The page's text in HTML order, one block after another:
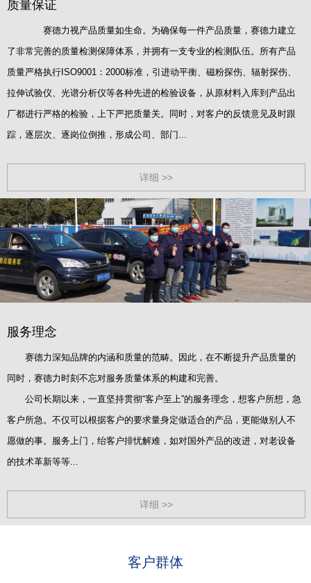
质量保证
赛德力视产品质量如生命。为确保每一件产品质量，赛德力建立
了非常完善的质量检测保障体系，并拥有一支专业的检测队伍。所有产品
质量严格执行ISO9001：2000标准，引进动平衡、磁粉探伤、辐射探伤、
拉伸试验仪、光谱分析仪等各种先进的检验设备，从原材料入库到产品出
厂都进行严格的检验，上下严把质量关。同时，对客户的反馈意见及时跟
踪，逐层次、逐岗位倒推，形成公司、部门...
详细 >>
服务理念
赛德力深知品牌的内涵和质量的范畴。因此，在不断提升产品质量的
同时，赛德力时刻不忘对服务质量体系的构建和完善。
公司长期以来，一直坚持贯彻“客户至上”的服务理念，想客户所想，急
客户所急。不仅可以根据客户的要求量身定做适合的产品，更能做别人不
愿做的事。服务上门，绐客户排忧解难，如对国外产品的改进，对老设备
的技术革新等等...
详细 >>
客户群体